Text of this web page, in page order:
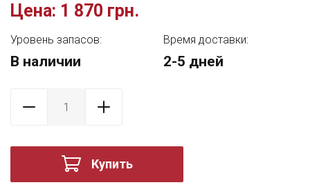
Цена: 1 870 грн.
Уровень запасов:
В наличии
Время доставки:
2-5 дней
Купить